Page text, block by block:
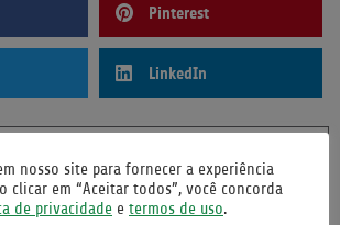
Pinterest
LinkedIn
POSTAGENS RECENTES
nosso site para fornecer a experiência
clicar em “Aceitar todos”, você concorda
de privacidade e termos de uso.